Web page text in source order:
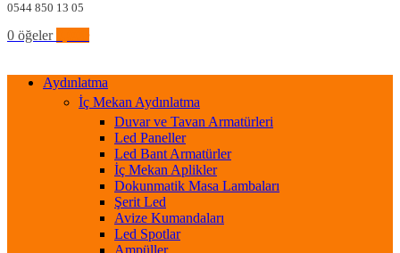
0544 850 13 05
0 öğeler
Aydınlatma
İç Mekan Aydınlatma
Duvar ve Tavan Armatürleri
Led Paneller
Led Bant Armatürler
İç Mekan Aplikler
Dokunmatik Masa Lambaları
Şerit Led
Avize Kumandaları
Led Spotlar